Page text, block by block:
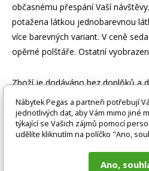
občasnému přespání Vaší
potažena látkou jednobarevnou
více barevných variant. V ceně
opěrné polštáře. Ostatní
Zboží je dodáváno bez doplňků a
Pokud není uvedeno jinak.
demontovaném stavu, dle
být i ilustrační a barva produktu
vlivem nastavení monitoru a
případě nejasností kontaktujte
pegas@nabytek-pegas.cz či volejte
Nábytek Pegas a partneři potřebují
jednotlivých dat, aby Vám mimo jiné
týkající se Vašich zájmů pomocí
udělíte kliknutím na políčko "Ano,
Ano,